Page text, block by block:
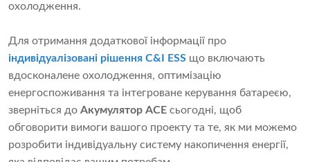
охолодження.
Для отримання додаткової інформації про
індивідуалізовані рішення C&I ESS що включають
вдосконалене охолодження, оптимізацію
енергоспоживання та інтегроване керування батареєю,
зверніться до Акумулятор ACE сьогодні, щоб
обговорити вимоги вашого проекту та те, як ми можемо
розробити індивідуальну систему накопичення енергії,